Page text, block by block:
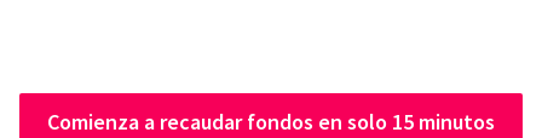
Comienza a recaudar fondos en solo 15 minutos